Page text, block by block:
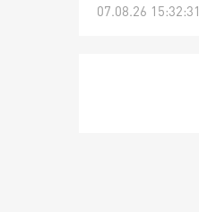
07.08.26 15:32:31